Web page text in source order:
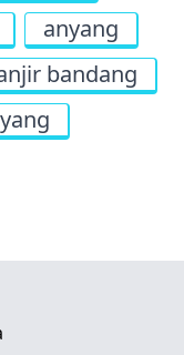
anyang
bandang